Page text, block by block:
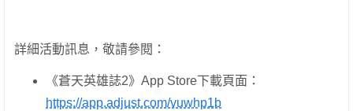
詳細活動訊息，敬請參閱：
《蒼天英雄誌2》App Store下載頁面：
https://app.adjust.com/vuwhp1b